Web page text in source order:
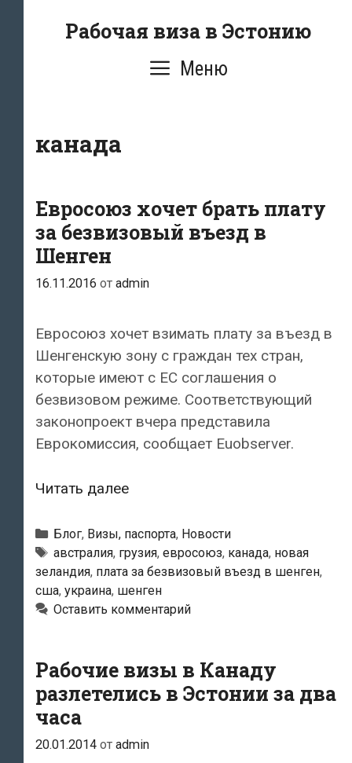
Рабочая виза в Эстонию
Меню
канада
Евросоюз хочет брать плату
за безвизовый въезд в
Шенген
16.11.2016 от admin
Евросоюз хочет взимать плату за въезд в
Шенгенскую зону с граждан тех стран,
которые имеют с ЕС соглашения о
безвизовом режиме. Соответствующий
законопроект вчера представила
Еврокомиссия, сообщает Euobserver.
Читать далееЕвросоюз
брать
плату
за
безвизовый
въезд
Шенген
Рубрики
Блог, Визы, паспорта, Новости
Метки
австралия, грузия, евросоюз, канада, новая
зеландия, плата за безвизовый въезд в шенген,
сша, украина, шенген
Оставить комментарий
Рабочие визы в Канаду
разлетелись в Эстонии за два
часа
20.01.2014 от admin